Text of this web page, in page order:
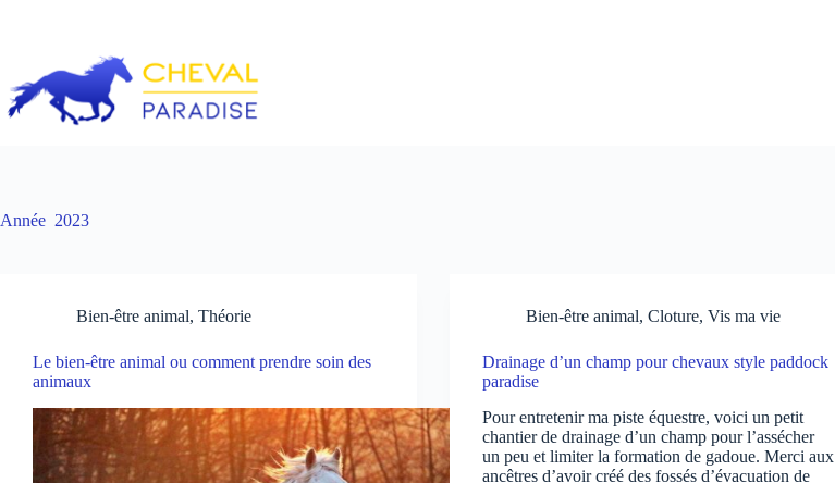
Année 2023
Bien-être animal, Théorie
Le bien-être animal ou comment prendre soin des
animaux
Bien-être animal,Cloture,Vis ma vie
Drainage d’un champ pour chevaux style paddock
paradise
Pour entretenir ma piste équestre, voici un petit
chantier de drainage d’un champ pour l’assécher
un peu et limiter la formation de gadoue. Merci aux
ancêtres d’avoir créé des fossés d’évacuation de